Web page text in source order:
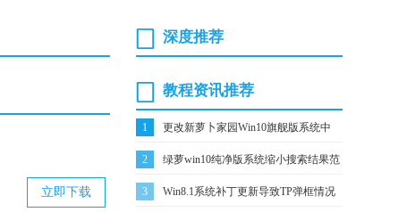
立即下载
深度推荐
教程资讯推荐
1 更改新萝卜家园Win10旗舰版系统中
QQ截图快捷键的设置方法
2 绿萝win10纯净版系统缩小搜索结果范
围的技巧
3 Win8.1系统补丁更新导致TP弹框情况